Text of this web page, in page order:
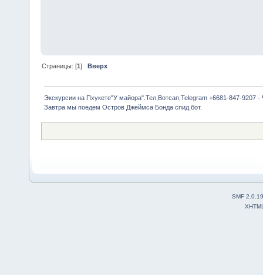
Страницы: [1]Вверх
Экскурсии на Пхукете"У майора".Тел,Вотсап,Telegram +6681-847-9207 -
Завтра мы поедем Остров Джеймса Бонда спид бот.
SMF 2.0.19